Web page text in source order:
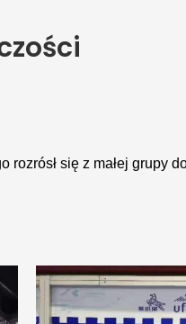
się z małej grupy